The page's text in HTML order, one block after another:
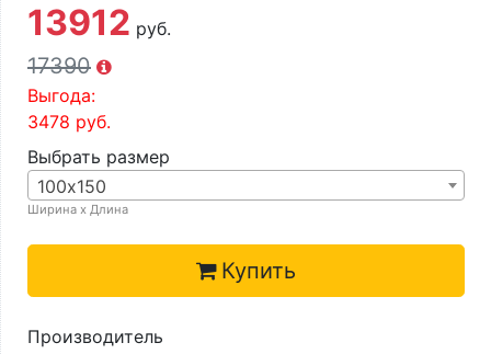
13912 руб.
17390
Выгода:
3478 руб.
Выбрать размер
100х150
Ширина х Длина
Купить
Производитель